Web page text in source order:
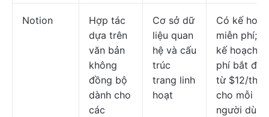
Notion
Hợp tác
dựa trên
văn bản
không
đồng bộ
dành cho
các
Cơ sở dữ
liệu quan
hệ và cấu
trúc
trang linh
hoạt
Có kế
miễn phí;
kế hoạch
phí bắt đầu
từ $12/
cho mỗi
người dùng